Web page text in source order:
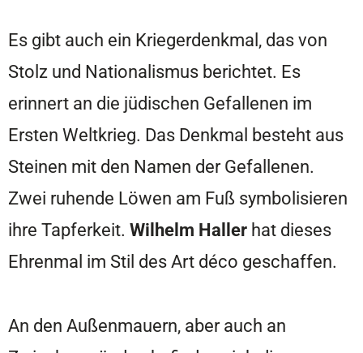
Es gibt auch ein Kriegerdenkmal, das von
Stolz und Nationalismus berichtet. Es
erinnert an die jüdischen Gefallenen im
Ersten Weltkrieg. Das Denkmal besteht aus
Steinen mit den Namen der Gefallenen.
Zwei ruhende Löwen am Fuß symbolisieren
ihre Tapferkeit. Wilhelm Haller hat dieses
Ehrenmal im Stil des Art déco geschaffen.
An den Außenmauern, aber auch an